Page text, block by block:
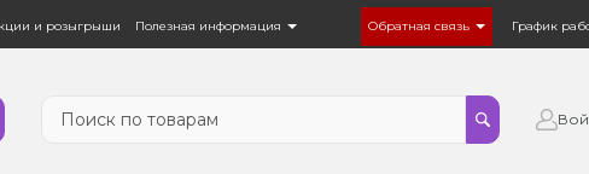
и розыгрыши Полезная информация Обратная связь График